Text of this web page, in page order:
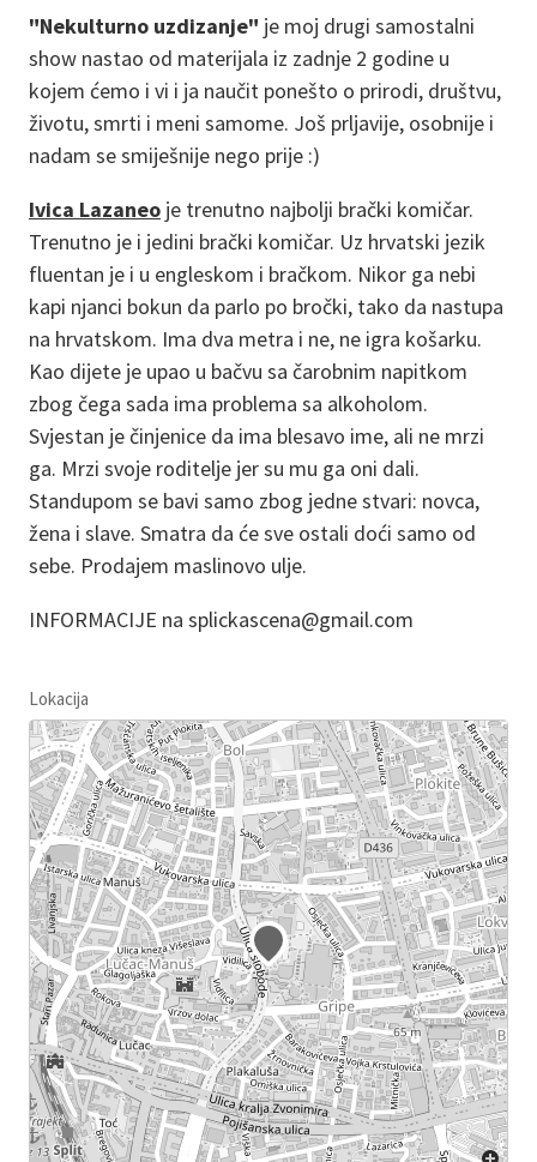
"Nekulturno uzdizanje" je moj drugi samostalni
show nastao od materijala iz zadnje 2 godine u
kojem ćemo i vi i ja naučit ponešto o prirodi, društvu,
životu, smrti i meni samome. Još prljavije, osobnije i
nadam se smiješnije nego prije :)
Ivica Lazaneo je trenutno najbolji brački komičar.
Trenutno je i jedini brački komičar. Uz hrvatski jezik
fluentan je i u engleskom i bračkom. Nikor ga nebi
kapi njanci bokun da parlo po bročki, tako da nastupa
na hrvatskom. Ima dva metra i ne, ne igra košarku.
Kao dijete je upao u bačvu sa čarobnim napitkom
zbog čega sada ima problema sa alkoholom.
Svjestan je činjenice da ima blesavo ime, ali ne mrzi
ga. Mrzi svoje roditelje jer su mu ga oni dali.
Standupom se bavi samo zbog jedne stvari: novca,
žena i slave. Smatra da će sve ostali doći samo od
sebe. Prodajem maslinovo ulje.
INFORMACIJE na splickascena@gmail.com
Lokacija